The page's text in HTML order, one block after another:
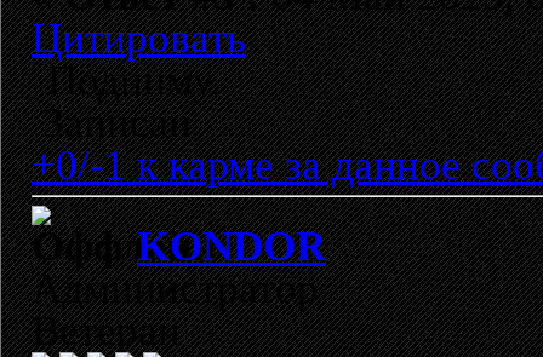
Цитировать
Подниму.
Записан
+0/-1 к карме за данное
KONDOR
Администратор
Ветеран